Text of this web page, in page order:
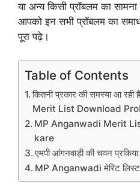
या अन्य किसी प्रॉबलम का
आपको इन सभी प्रॉबलम का
पूरा पढ़े।
Table of Contents
कितनी प्रकार की समस्या आ
Merit List Download
MP Anganwadi Merit
kare
एमपी आंगनवाड़ी की चयन
MP Anganwadi मेरिट लिस्ट